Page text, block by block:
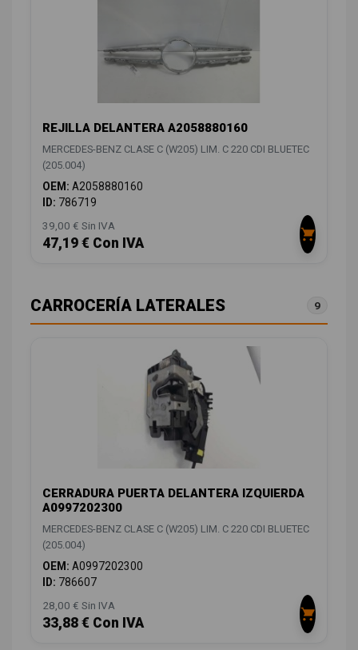
REJILLA DELANTERA A2058880160
MERCEDES-BENZ CLASE C (W205) LIM. C 220 CDI BLUETEC
(205.004)
OEM: A2058880160
ID: 786719
39,00 € Sin IVA
47,19 € Con IVA
CARROCERÍA LATERALES 9
CERRADURA PUERTA DELANTERA IZQUIERDA
A0997202300
MERCEDES-BENZ CLASE C (W205) LIM. C 220 CDI BLUETEC
(205.004)
OEM: A0997202300
ID: 786607
28,00 € Sin IVA
33,88 € Con IVA